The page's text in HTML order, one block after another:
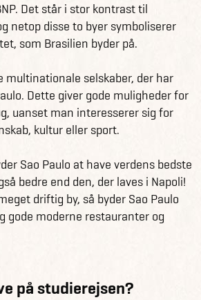
Det står i stor kontrast til
netop disse to byer symboliserer
som Brasilien byder på.
multinationale selskaber, der har
Dette giver gode muligheder for
uanset man interesserer sig for
kultur eller sport.
Sao Paulo at have verdens bedste
bedre end den, der laves i Napoli!
driftig by, så byder Sao Paulo
gode moderne restauranter og
på studierejsen?